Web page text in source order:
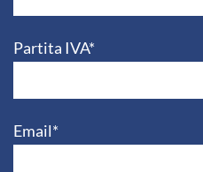
Partita IVA*
Email*